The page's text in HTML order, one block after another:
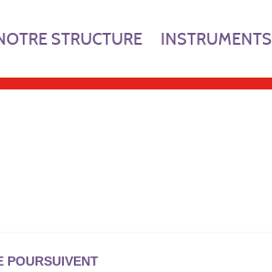
STRUCTURE INSTRUMENTS
POURSUIVENT